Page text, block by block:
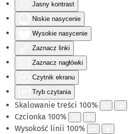
Jasny kontrast
Niskie nasycenie
Wysokie nasycenie
Zaznacz linki
Zaznacz nagłówki
Czytnik ekranu
Tryb czytania
Skalowanie treści 100%
Czcionka 100%
Wysokość linii 100%